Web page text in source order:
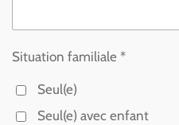
Situation familiale *
Seul(e)
Seul(e) avec enfant